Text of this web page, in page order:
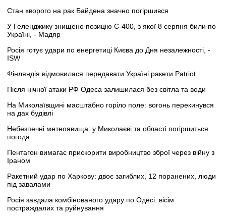
Стан хворого на рак Байдена значно погіршився
У Геленджику знищено позицію С-400, з якої 8 серпня били по
Україні, - Мадяр
Росія готує удари по енергетиці Києва до Дня незалежності, -
ISW
Фінляндія відмовилася передавати Україні ракети Patriot
Після нічної атаки РФ Одеса залишилася без світла та води
На Миколаївщині масштабно горіло поле: вогонь перекинувся
на дах будівлі
Небезпечні метеоявища: у Миколаєві та області погіршиться
погода
Пентагон вимагає прискорити виробництво зброї через війну з
Іраном
Ракетний удар по Харкову: двоє загиблих, 12 поранених, люди
під завалами
Росія завдала комбінованого удару по Одесі: вісім
постраждалих та руйнування